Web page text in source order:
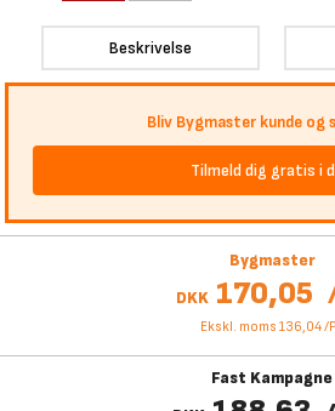
Beskrivelse
Bliv Bygmaster kunde og
Tilmeld dig gratis i
Bygmaster
DKK 170,05
Ekskl. moms 136,04/
Fast Kampagne